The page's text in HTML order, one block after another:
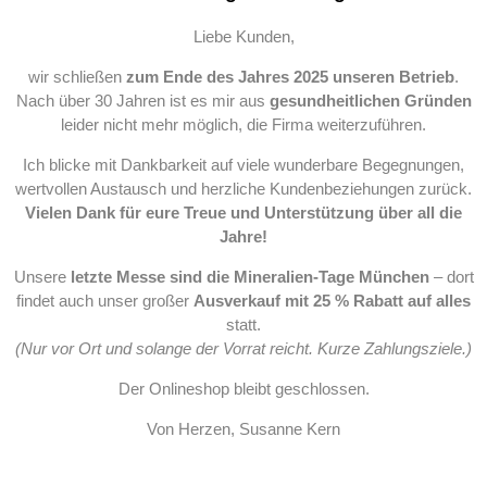
Liebe Kunden,
wir schließen zum Ende des Jahres 2025 unseren Betrieb.
Nach über 30 Jahren ist es mir aus gesundheitlichen Gründen
leider nicht mehr möglich, die Firma weiterzuführen.
Ich blicke mit Dankbarkeit auf viele wunderbare Begegnungen,
wertvollen Austausch und herzliche Kundenbeziehungen zurück.
Vielen Dank für eure Treue und Unterstützung über all die
Jahre!
Unsere letzte Messe sind die Mineralien-Tage München– dort
findet auch unser großer Ausverkauf mit 25 % Rabatt auf alles
statt.
(Nur vor Ort und solange der Vorrat reicht. Kurze Zahlungsziele.)
Der Onlineshop bleibt geschlossen.
Von Herzen, Susanne Kern